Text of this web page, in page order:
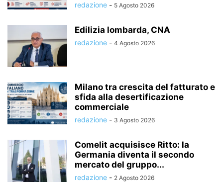
redazione - 5 Agosto 2026
Edilizia lombarda, CNA
redazione - 4 Agosto 2026
Milano tra crescita del fatturato e
sfida alla desertificazione
commerciale
redazione - 3 Agosto 2026
Comelit acquisisce Ritto: la
Germania diventa il secondo
mercato del gruppo...
redazione - 2 Agosto 2026